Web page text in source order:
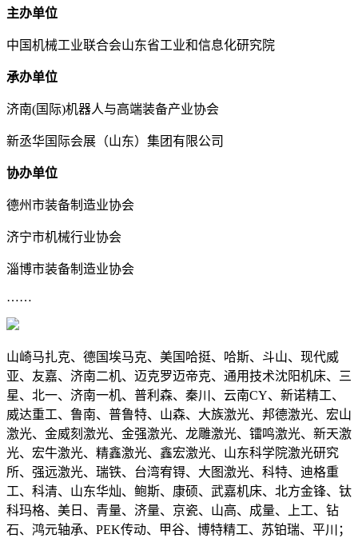
主办单位
中国机械工业联合会山东省工业和信息化研究院
承办单位
济南(国际)机器人与高端装备产业协会
新丞华国际会展（山东）集团有限公司
协办单位
德州市装备制造业协会
济宁市机械行业协会
淄博市装备制造业协会
……
山崎马扎克、德国埃马克、美国哈挺、哈斯、斗山、现代威
亚、友嘉、济南二机、迈克罗迈帝克、通用技术沈阳机床、三
星、北一、济南一机、普利森、秦川、云南CY、新诺精工、
威达重工、鲁南、普鲁特、山森、大族激光、邦德激光、宏山
激光、金威刻激光、金强激光、龙雕激光、镭鸣激光、新天激
光、宏牛激光、精鑫激光、鑫宏激光、山东科学院激光研究
所、强远激光、瑞铁、台湾宥锝、大图激光、科特、迪格重
工、科清、山东华灿、鲍斯、康硕、武嘉机床、北方金锋、钛
科玛格、美日、青量、济量、京瓷、山高、成量、上工、钻
石、鸿元轴承、PEK传动、甲谷、博特精工、苏铂瑞、平川；